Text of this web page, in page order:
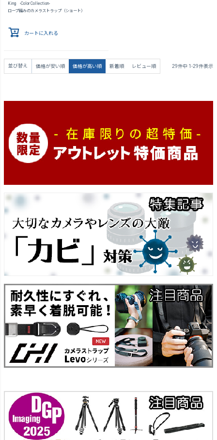
King -Color Collection-
ロープ編みのカメラストラップ（ショート）
カートに入れる
並び替え 価格が安い順 価格が高い順 新着順 レビュー順 29件中 1 -29件表示